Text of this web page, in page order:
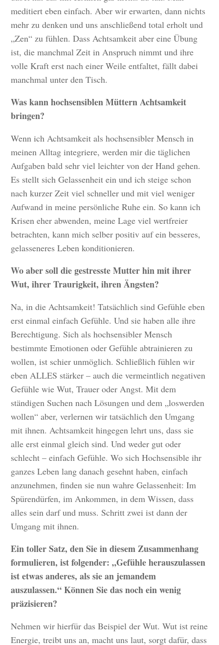
meditiert eben einfach. Aber wir erwarten, dann nichts
mehr zu denken und uns anschließend total erholt und
„Zen“ zu fühlen. Dass Achtsamkeit aber eine Übung
ist, die manchmal Zeit in Anspruch nimmt und ihre
volle Kraft erst nach einer Weile entfaltet, fällt dabei
manchmal unter den Tisch.
Was kann hochsensiblen Müttern Achtsamkeit
bringen?
Wenn ich Achtsamkeit als hochsensibler Mensch in
meinen Alltag integriere, werden mir die täglichen
Aufgaben bald sehr viel leichter von der Hand gehen.
Es stellt sich Gelassenheit ein und ich steige schon
nach kurzer Zeit viel schneller und mit viel weniger
Aufwand in meine persönliche Ruhe ein. So kann ich
Krisen eher abwenden, meine Lage viel wertfreier
betrachten, kann mich selber positiv auf ein besseres,
gelasseneres Leben konditionieren.
Wo aber soll die gestresste Mutter hin mit ihrer
Wut, ihrer Traurigkeit, ihren Ängsten?
Na, in die Achtsamkeit! Tatsächlich sind Gefühle eben
erst einmal einfach Gefühle. Und sie haben alle ihre
Berechtigung. Sich als hochsensibler Mensch
bestimmte Emotionen oder Gefühle abtrainieren zu
wollen, ist schier unmöglich. Schließlich fühlen wir
eben ALLES stärker – auch die vermeintlich negativen
Gefühle wie Wut, Trauer oder Angst. Mit dem
ständigen Suchen nach Lösungen und dem „loswerden
wollen“ aber, verlernen wir tatsächlich den Umgang
mit ihnen. Achtsamkeit hingegen lehrt uns, dass sie
alle erst einmal gleich sind. Und weder gut oder
schlecht – einfach Gefühle. Wo sich Hochsensible ihr
ganzes Leben lang danach gesehnt haben, einfach
anzunehmen, finden sie nun wahre Gelassenheit: Im
Spürendürfen, im Ankommen, in dem Wissen, dass
alles sein darf und muss. Schritt zwei ist dann der
Umgang mit ihnen.
Ein toller Satz, den Sie in diesem Zusammenhang
formulieren, ist folgender: „Gefühle herauszulassen
ist etwas anderes, als sie an jemandem
auszulassen.“ Können Sie das noch ein wenig
präzisieren?
Nehmen wir hierfür das Beispiel der Wut. Wut ist reine
Energie, treibt uns an, macht uns laut, sorgt dafür, dass